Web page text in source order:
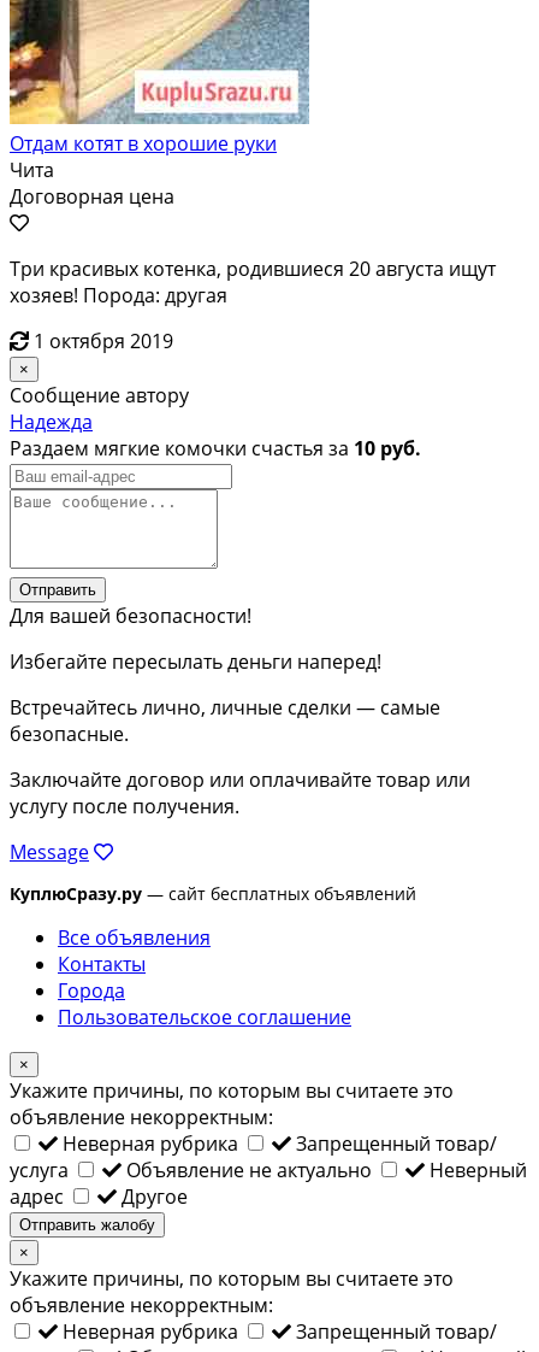
Отдам котят в хорошие руки
Чита
Договорная цена
Три красивых котенка, родившиеся 20 августа ищут
хозяев! Порода: другая
1 октября 2019
×
Сообщение автору
Надежда
Раздаем мягкие комочки счастья за 10 руб.
Отправить
Для вашей безопасности!
Избегайте пересылать деньги наперед!
Встречайтесь лично, личные сделки — самые
безопасные.
Заключайте договор или оплачивайте товар или
услугу после получения.
Message
КуплюСразу.ру — сайт бесплатных объявлений
Все объявления
Контакты
Города
Пользовательское соглашение
×
Укажите причины, по которым вы считаете это
объявление некорректным:
Неверная рубрика
Запрещенный товар/
услуга
Объявление не актуально
Неверный
адрес
Другое
Отправить жалобу
×
Укажите причины, по которым вы считаете это
объявление некорректным:
Неверная рубрика
Запрещенный товар/